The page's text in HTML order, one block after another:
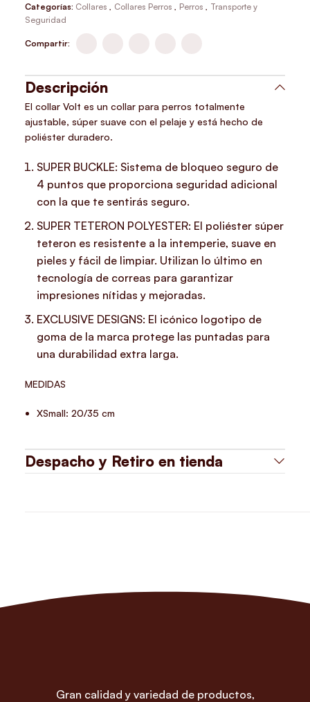
Categorías: Collares Collares Perros Perros
Transporte y
Seguridad
Compartir:
Descripción
El collar Volt es un collar para perros totalmente
ajustable, súper suave con el pelaje y está hecho de
poliéster duradero.
SUPER BUCKLE: Sistema de bloqueo seguro de
4 puntos que proporciona seguridad adicional
con la que te sentirás seguro.
SUPER TETERON POLYESTER: El poliéster súper
teteron es resistente a la intemperie, suave en
pieles y fácil de limpiar. Utilizan lo último en
tecnología de correas para garantizar
impresiones nítidas y mejoradas.
EXCLUSIVE DESIGNS: El icónico logotipo de
goma de la marca protege las puntadas para
una durabilidad extra larga.
MEDIDAS
XSmall: 20/35 cm
Despacho y Retiro en tienda
Gran calidad y variedad de productos,